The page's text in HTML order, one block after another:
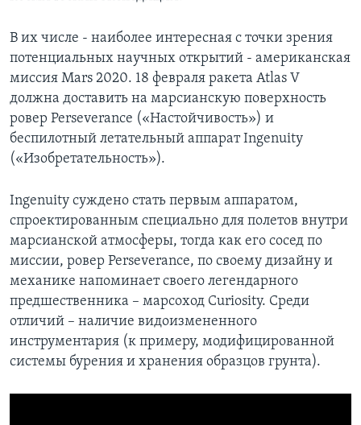
В их числе - наиболее интересная с точки зрения
потенциальных научных открытий - американская
миссия Mars 2020. 18 февраля ракета Atlas V
должна доставить на марсианскую поверхность
ровер Perseverance («Настойчивость») и
беспилотный летательный аппарат Ingenuity
(«Изобретательность»).
Ingenuity суждено стать первым аппаратом,
спроектированным специально для полетов внутри
марсианской атмосферы, тогда как его сосед по
миссии, ровер Perseverance, по своему дизайну и
механике напоминает своего легендарного
предшественника – марсоход Curiosity. Среди
отличий – наличие видоизмененного
инструментария (к примеру, модифицированной
системы бурения и хранения образцов грунта).